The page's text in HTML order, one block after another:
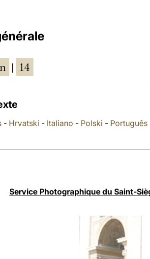
14
- Hrvatski - Italiano - Polski - Português
Service Photographique du Saint-